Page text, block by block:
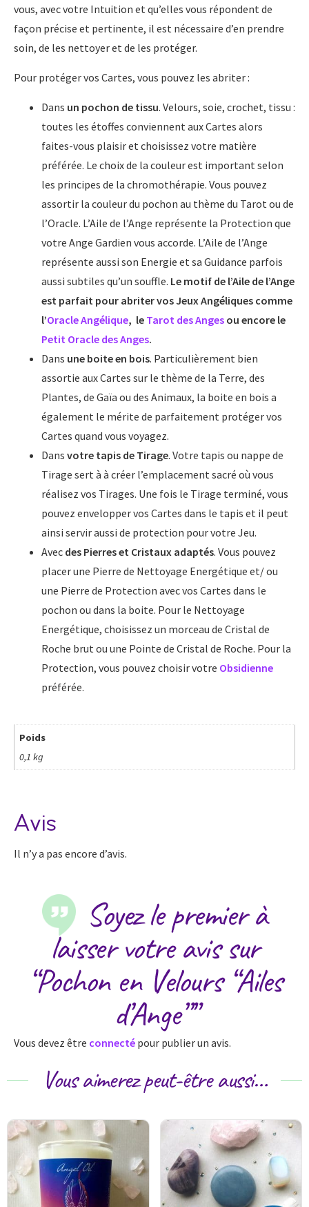
vous, avec votre Intuition et qu’elles vous répondent de
façon précise et pertinente, il est nécessaire d’en prendre
soin, de les nettoyer et de les protéger.
Pour protéger vos Cartes, vous pouvez les abriter :
Dans un pochon de tissu. Velours, soie, crochet, tissu :
toutes les étoffes conviennent aux Cartes alors
faites-vous plaisir et choisissez votre matière
préférée. Le choix de la couleur est important selon
les principes de la chromothérapie. Vous pouvez
assortir la couleur du pochon au thème du Tarot ou de
l’Oracle. L’Aile de l’Ange représente la Protection que
votre Ange Gardien vous accorde. L’Aile de l’Ange
représente aussi son Energie et sa Guidance parfois
aussi subtiles qu’un souffle. Le motif de l’Aile de l’Ange
est parfait pour abriter vos Jeux Angéliques comme
l’Oracle Angélique, le Tarot des Anges ou encore le
Petit Oracle des Anges.
Dans une boite en bois. Particulièrement bien
assortie aux Cartes sur le thème de la Terre, des
Plantes, de Gaïa ou des Animaux, la boite en bois a
également le mérite de parfaitement protéger vos
Cartes quand vous voyagez.
Dans votre tapis de Tirage. Votre tapis ou nappe de
Tirage sert à à créer l’emplacement sacré où vous
réalisez vos Tirages. Une fois le Tirage terminé, vous
pouvez envelopper vos Cartes dans le tapis et il peut
ainsi servir aussi de protection pour votre Jeu.
Avec des Pierres et Cristaux adaptés. Vous pouvez
placer une Pierre de Nettoyage Energétique et/ ou
une Pierre de Protection avec vos Cartes dans le
pochon ou dans la boite. Pour le Nettoyage
Energétique, choisissez un morceau de Cristal de
Roche brut ou une Pointe de Cristal de Roche. Pour la
Protection, vous pouvez choisir votre Obsidienne
préférée.
Poids
0,1 kg
Avis
Il n’y a pas encore d’avis.
Soyez le premier à
laisser votre avis sur
“Pochon en Velours “Ailes
d’Ange””
Vous devez être connecté pour publier un avis.
Vous aimerez peut-être aussi…